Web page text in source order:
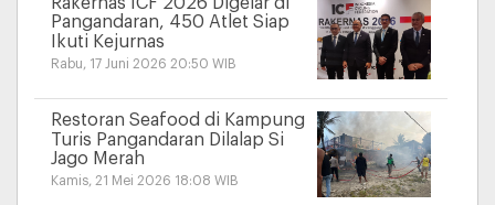
Rakernas ICF 2026 Digelar di
Pangandaran, 450 Atlet Siap
Ikuti Kejurnas
Rabu, 17 Juni 2026 20:50 WIB
Restoran Seafood di Kampung
Turis Pangandaran Dilalap Si
Jago Merah
Kamis, 21 Mei 2026 18:08 WIB